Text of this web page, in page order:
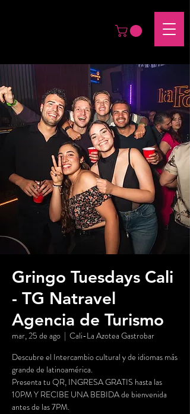
Gringo Tuesdays Cali
- TG Natravel
Agencia de Turismo
mar, 25 de ago
  |
Cali-La Azotea Gastrobar
Descubre el Intercambio cultural y de idiomas más
grande de latinoamérica.
Presenta tu QR, INGRESA GRATIS hasta las
10PM Y RECIBE UNA BEBIDA de bienvenida
antes de las 7PM.